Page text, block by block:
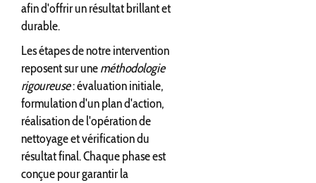
afin d'offrir un résultat brillant et
durable.
Les étapes de notre intervention
reposent sur uneméthodologie
rigoureuse: évaluation initiale,
formulation d'un plan d'action,
réalisation de l'opération de
nettoyage et vérification du
résultat final. Chaque phase est
conçue pour garantir la